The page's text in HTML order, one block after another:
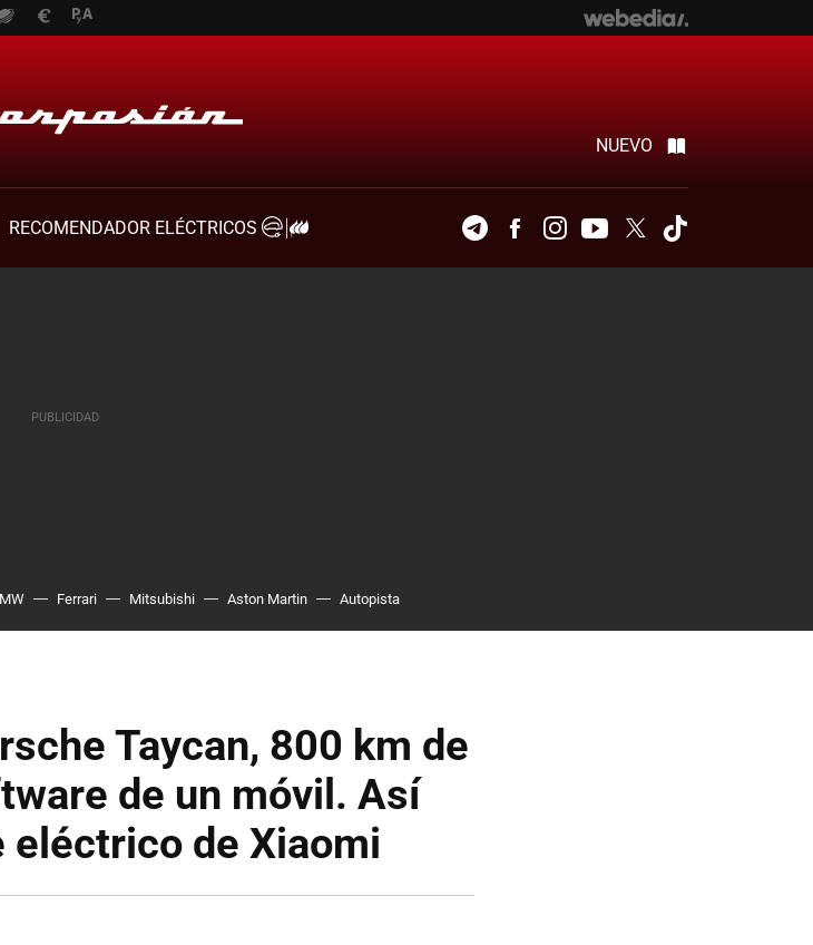
NUEVO
RECOMENDADOR ELÉCTRICOS
TelegramFacebookInstagramYoutubeTwitter
Ferrari Mitsubishi Aston Martin Autopista
Taycan, 800 km de
de un móvil. Así
de Xiaomi